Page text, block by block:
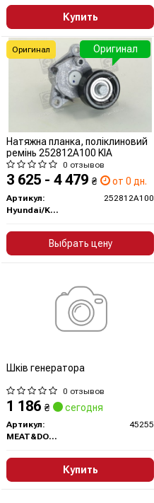
Купить
Натяжна планка, поліклиновий
ремінь 252812A100 KIA
0 отзывов
3 625 - 4 479 ₴ от 0 дн.
Артикул:
252812A100
Hyundai/Kia/Mobis
Выбрать цену
Оригинал
Оригинал
Шків генератора
0 отзывов
1 186 ₴ сегодня
Артикул:
45255
MEAT&DORIA
Купить